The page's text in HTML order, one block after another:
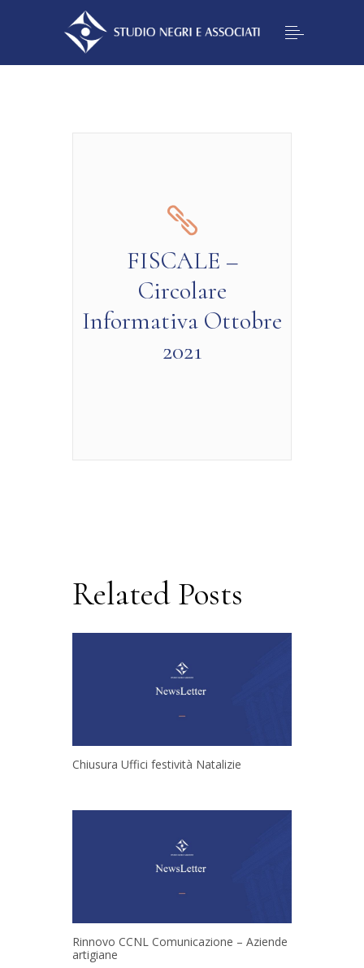
FISCALE –
Circolare
Informativa Ottobre
2021
Related Posts
Chiusura Uffici festività Natalizie
Rinnovo CCNL Comunicazione – Aziende
artigiane